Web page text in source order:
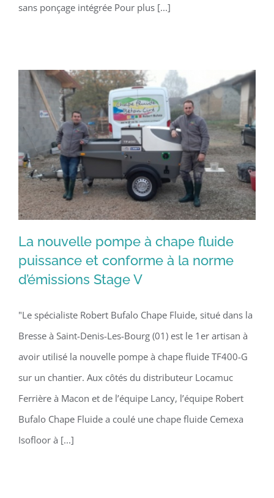
sans ponçage intégrée Pour plus [...]
La nouvelle pompe à chape fluide
puissance et conforme à la norme
d’émissions Stage V
La nouvelle pompe à chape fluide
puissance et conforme à la norme
d’émissions Stage V
"Le spécialiste Robert Bufalo Chape Fluide, situé dans la
Bresse à Saint-Denis-Les-Bourg (01) est le 1er artisan à
avoir utilisé la nouvelle pompe à chape fluide TF400-G
sur un chantier. Aux côtés du distributeur Locamuc
Ferrière à Macon et de l’équipe Lancy, l’équipe Robert
Bufalo Chape Fluide a coulé une chape fluide Cemexa
Isofloor à [...]